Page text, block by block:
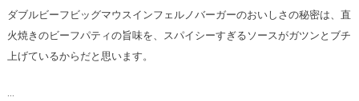
ダブルビーフビッグマウスインフェルノバーガーのおいしさの秘密は、直
火焼きのビーフパティの旨味を、スパイシーすぎるソースがガツンとブチ
上げているからだと思います。
…